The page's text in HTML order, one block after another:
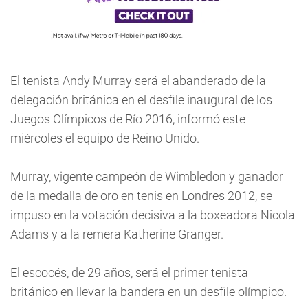
El tenista Andy Murray será el abanderado de la
delegación británica en el desfile inaugural de los
Juegos Olímpicos de Río 2016, informó este
miércoles el equipo de Reino Unido.
Murray, vigente campeón de Wimbledon y ganador
de la medalla de oro en tenis en Londres 2012, se
impuso en la votación decisiva a la boxeadora Nicola
Adams y a la remera Katherine Granger.
El escocés, de 29 años, será el primer tenista
británico en llevar la bandera en un desfile olímpico.